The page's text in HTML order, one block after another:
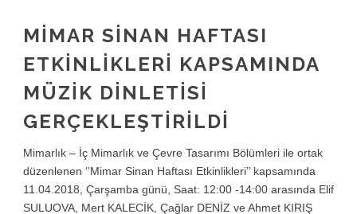
MIMAR SINAN HAFTASI
ETKINLIKLERI KAPSAMINDA
MÜZIK DINLETISI
GERÇEKLEŞTIRILDI
Mimarlık – İç Mimarlık ve Çevre Tasarımı Bölümleri ile ortak
düzenlenen ‘’Mimar Sinan Haftası Etkinlikleri’’ kapsamında
11.04.2018, Çarşamba günü, Saat: 12:00 -14:00 arasında Elif
SULUOVA, Mert KALECİK, Çağlar DENİZ ve Ahmet KIRIŞ